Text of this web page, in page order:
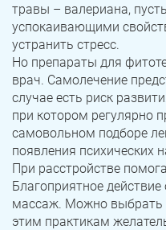
травы – валериана,
успокаивающими
устранить стресс.
Но препараты для
врач. Самолечение
случае есть риск
при котором регулярно
самовольном подборе
появления психических
При расстройстве
Благоприятное
массаж. Можно выбрать
этим практикам